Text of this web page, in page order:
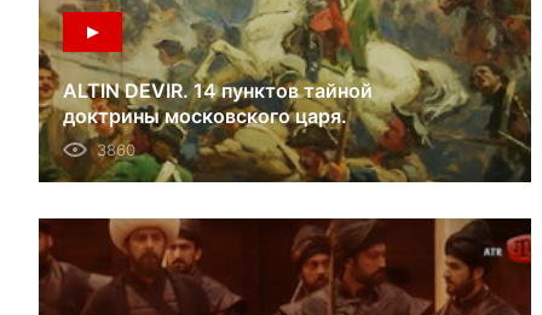
ALTIN DEVIR. 14 пунктов тайной
доктрины московского царя.
17.03.18
3860